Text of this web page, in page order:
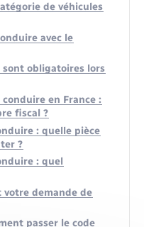
de véhicules
avec le
sont obligatoires lors
en France :
fiscal ?
: quelle pièce
?
: quel
votre demande de
passer le code